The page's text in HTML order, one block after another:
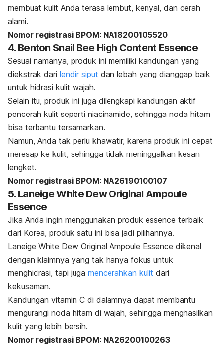
membuat kulit Anda terasa lembut, kenyal, dan cerah
alami.
Nomor registrasi BPOM: NA18200105520
4. Benton Snail Bee High Content Essence
Sesuai namanya, produk ini memiliki kandungan yang
diekstrak dari lendir siput dan lebah yang dianggap baik
untuk hidrasi kulit wajah.
Selain itu, produk ini juga dilengkapi kandungan aktif
pencerah kulit seperti niacinamide, sehingga noda hitam
bisa terbantu tersamarkan.
Namun, Anda tak perlu khawatir, karena produk ini cepat
meresap ke kulit, sehingga tidak meninggalkan kesan
lengket.
Nomor registrasi BPOM: NA26190100107
5. Laneige White Dew Original Ampoule
Essence
Jika Anda ingin menggunakan produk essence terbaik
dari Korea, produk satu ini bisa jadi pilihannya.
Laneige White Dew Original Ampoule Essence dikenal
dengan klaimnya yang tak hanya fokus untuk
menghidrasi, tapi juga mencerahkan kulit dari
kekusaman.
Kandungan vitamin C di dalamnya dapat membantu
mengurangi noda hitam di wajah, sehingga menghasilkan
kulit yang lebih bersih.
Nomor registrasi BPOM: NA26200100263